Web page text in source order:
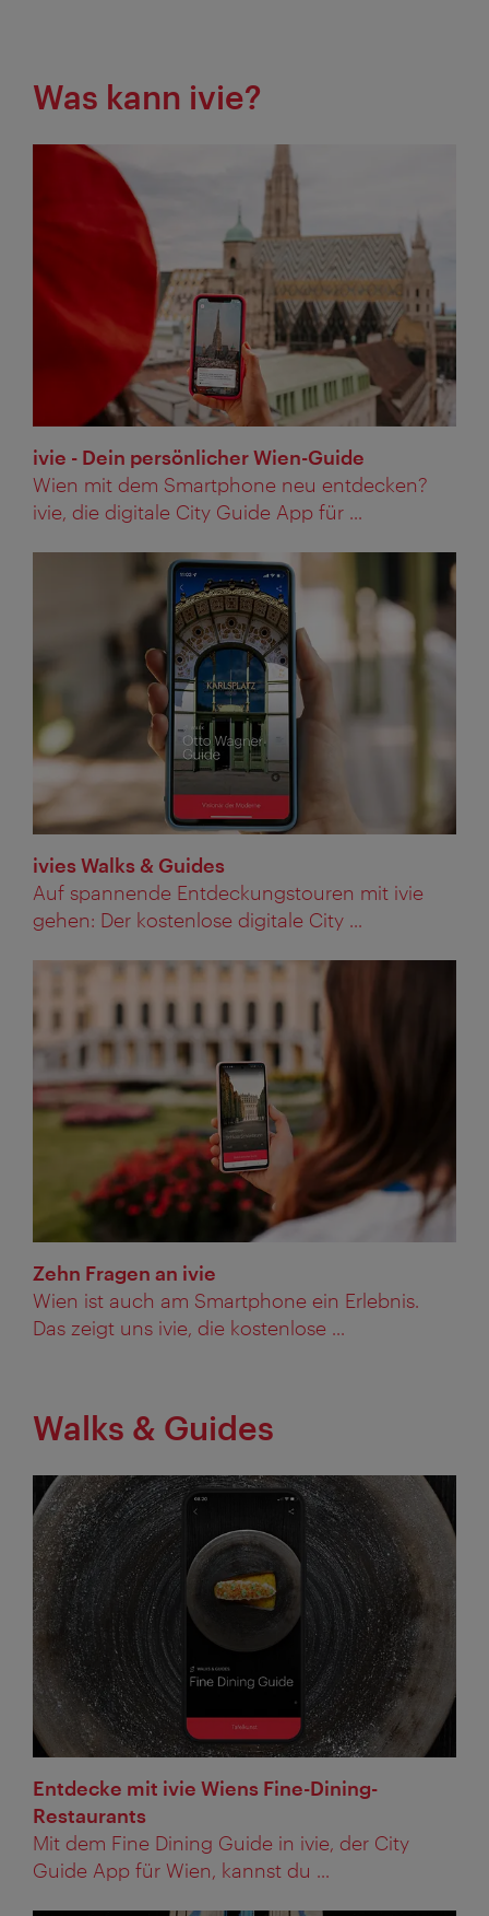
Was kann ivie?
ivie - Dein persönlicher Wien-Guide
Wien mit dem Smartphone neu entdecken?
ivie, die digitale City Guide App für ...
ivies Walks & Guides
Auf spannende Entdeckungstouren mit ivie
gehen: Der kostenlose digitale City ...
Zehn Fragen an ivie
Wien ist auch am Smartphone ein Erlebnis.
Das zeigt uns ivie, die kostenlose ...
Walks & Guides
Entdecke mit ivie Wiens Fine-Dining-
Restaurants
Mit dem Fine Dining Guide in ivie, der City
Guide App für Wien, kannst du ...